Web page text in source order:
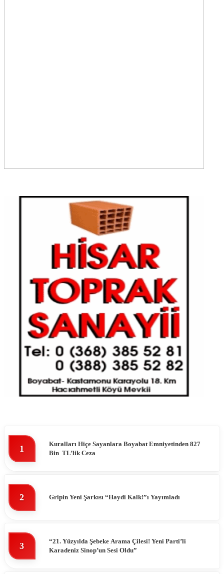
1
Kuralları Hiçe Sayanlara Boyabat Emniyetinden 827
Bin TL’lik Ceza
2 Gripin Yeni Şarkısı “Haydi Kalk!”ı Yayımladı
3
“21. Yüzyılda Şebeke Arama Çilesi! Yeni Parti’li
Karadeniz Sinop’un Sesi Oldu”